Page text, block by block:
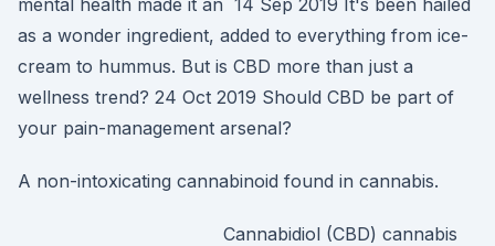
mental health made it an 14 Sep 2019 It's been hailed
as a wonder ingredient, added to everything from ice-
cream to hummus. But is CBD more than just a
wellness trend? 24 Oct 2019 Should CBD be part of
your pain-management arsenal?
A non-intoxicating cannabinoid found in cannabis.
Cannabidiol (CBD) cannabis